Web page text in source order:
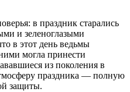
в праздник старались
и зеленоглазыми
в этот день ведьмы
могла принести
из поколения в
праздника — полную
защиты.